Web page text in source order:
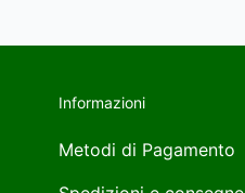
Informazioni
Metodi di Pagamento